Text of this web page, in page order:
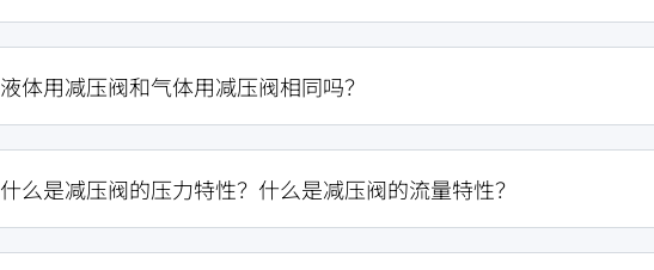
液体用减压阀和气体用减压阀相同吗？
什么是减压阀的压力特性？什么是减压阀的流量特性？